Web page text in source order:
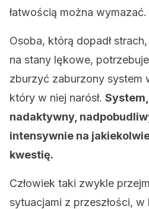
łatwością można wymazać.
Osoba, którą dopadł
na stany lękowe,
zburzyć zaburzony system
który w niej narósł.
nadaktywny,
intensywnie na
kwestię.
Człowiek taki zwykle
sytuacjami z przeszłości,